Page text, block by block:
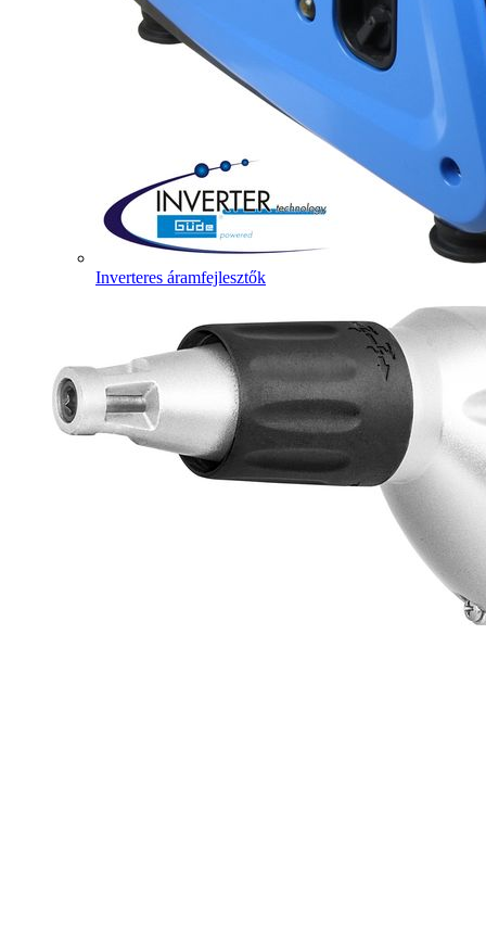
Inverteres áramfejlesztők